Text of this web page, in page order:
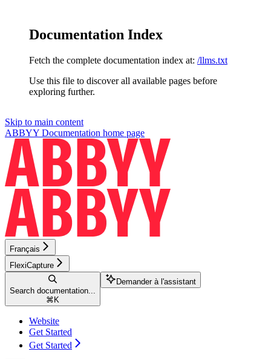
Documentation Index
Fetch the complete documentation index at: /llms.txt
Use this file to discover all available pages before
exploring further.
Skip to main content
ABBYY Documentation home page
Français
FlexiCapture
Search documentation...
⌘ K
Demander à l'assistant
Website
Get Started
Get Started